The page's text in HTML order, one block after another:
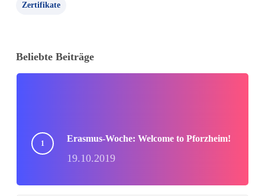
Zertifikate
Beliebte Beiträge
Erasmus-Woche: Welcome to Pforzheim!
19.10.2019